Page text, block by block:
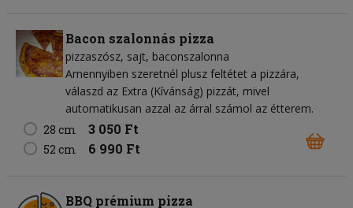
Bacon szalonnás pizza
pizzaszósz sajt baconszalonna
Amennyiben szeretnél plusz feltétet a pizzára,
válaszd az Extra (Kívánság) pizzát, mivel
automatikusan azzal az árral számol az étterem.
28 cm
3 050 Ft
52 cm 6 990 Ft
BBQ prémium pizza